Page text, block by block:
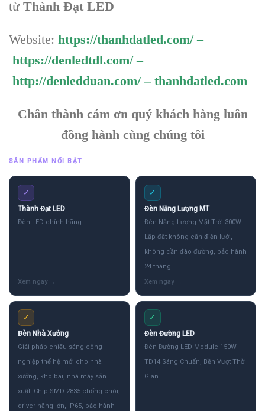
từ Thành Đạt LED
Website: https://thanhdatled.com/–
https://denledtdl.com/–
http://denledduan.com/– thanhdatled.com
Chân thành cám ơn quý khách hàng luôn
đồng hành cùng chúng tôi
SẢN PHẨM NỔI BẬT
✓
Thành Đạt LED
Đèn LED chính hãng
✓
Đèn Năng Lượng MT
Đèn Năng Lượng Mặt Trời 300W
Lắp đặt không cần điện lưới,
không cần đào đường, bảo hành
24 tháng.
✓
Đèn Nhà Xưởng
Giải pháp chiếu sáng công
nghiệp thế hệ mới cho nhà
xưởng, kho bãi, nhà máy sản
xuất. Chip SMD 2835 chống chói,
driver hãng lớn, IP65, bảo hành
✓
Đèn Đường LED
Đèn Đường LED Module 150W
TD14 Sáng Chuẩn, Bền Vượt Thời
Gian